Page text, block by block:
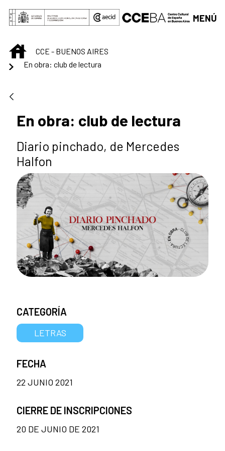
Saltar al contenido principal
MENÚ
INICIOCCE - BUENOS AIRES
En obra: club de lectura
En obra: club de lectura
Diario pinchado, de Mercedes
Halfon
CATEGORÍA
LETRAS
FECHA
22 JUNIO 2021
CIERRE DE INSCRIPCIONES
20 DE JUNIO DE 2021